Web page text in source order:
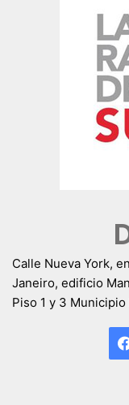
Calle Nueva York,
Janeiro, edificio
Piso 1 y 3